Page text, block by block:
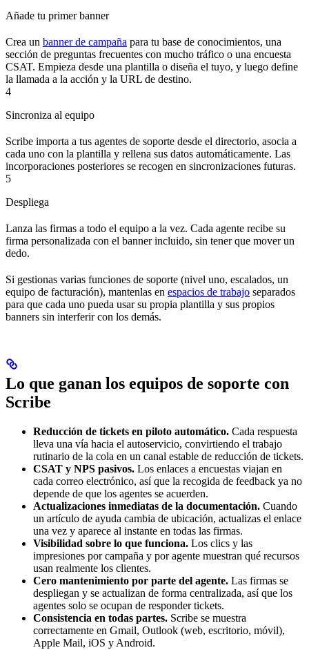
Añade tu primer banner
Crea un banner de campaña para tu base de conocimientos, una
sección de preguntas frecuentes con mucho tráfico o una encuesta
CSAT. Empieza desde una plantilla o diseña el tuyo, y luego define
la llamada a la acción y la URL de destino.
4
Sincroniza al equipo
Scribe importa a tus agentes de soporte desde el directorio, asocia a
cada uno con la plantilla y rellena sus datos automáticamente. Las
incorporaciones posteriores se recogen en sincronizaciones futuras.
5
Despliega
Lanza las firmas a todo el equipo a la vez. Cada agente recibe su
firma personalizada con el banner incluido, sin tener que mover un
dedo.
Si gestionas varias funciones de soporte (nivel uno, escalados, un
equipo de facturación), mantenlas en espacios de trabajo separados
para que cada uno pueda usar su propia plantilla y sus propios
banners sin interferir con los demás.
Lo que ganan los equipos de soporte con
Scribe
Reducción de tickets en piloto automático. Cada respuesta
lleva una vía hacia el autoservicio, convirtiendo el trabajo
rutinario de la cola en un canal estable de reducción de tickets.
CSAT y NPS pasivos. Los enlaces a encuestas viajan en
cada correo electrónico, así que la recogida de feedback ya no
depende de que los agentes se acuerden.
Actualizaciones inmediatas de la documentación. Cuando
un artículo de ayuda cambia de ubicación, actualizas el enlace
una vez y aparece al instante en todas las firmas.
Visibilidad sobre lo que funciona. Los clics y las
impresiones por campaña y por agente muestran qué recursos
usan realmente los clientes.
Cero mantenimiento por parte del agente. Las firmas se
despliegan y se actualizan de forma centralizada, así que los
agentes solo se ocupan de responder tickets.
Consistencia en todas partes. Scribe se muestra
correctamente en Gmail, Outlook (web, escritorio, móvil),
Apple Mail, iOS y Android.